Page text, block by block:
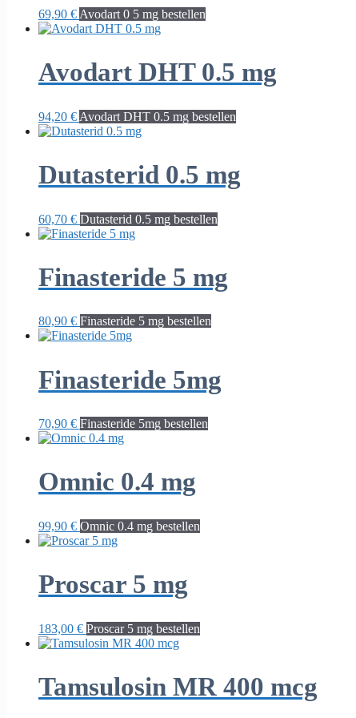
69,90 € Avodart 0 5 mg bestellen
Avodart DHT 0.5 mg
94,20 € Avodart DHT 0.5 mg bestellen
Dutasterid 0.5 mg
60,70 € Dutasterid 0.5 mg bestellen
Finasteride 5 mg
80,90 € Finasteride 5 mg bestellen
Finasteride 5mg
70,90 € Finasteride 5mg bestellen
Omnic 0.4 mg
99,90 € Omnic 0.4 mg bestellen
Proscar 5 mg
183,00 € Proscar 5 mg bestellen
Tamsulosin MR 400 mcg